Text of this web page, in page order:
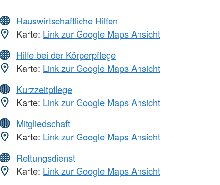
Hauswirtschaftliche Hilfen
Karte: Link zur Google Maps Ansicht
Hilfe bei der Körperpflege
Karte: Link zur Google Maps Ansicht
Kurzzeitpflege
Karte: Link zur Google Maps Ansicht
Mitgliedschaft
Karte: Link zur Google Maps Ansicht
Rettungsdienst
Karte: Link zur Google Maps Ansicht